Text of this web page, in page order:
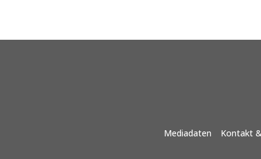
Mediadaten Kontakt